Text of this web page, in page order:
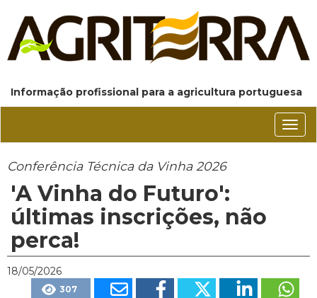
Informação profissional para a agricultura portuguesa
Conferência Técnica da Vinha 2026
'A Vinha do Futuro':
últimas inscrições, não
perca!
18/05/2026
307